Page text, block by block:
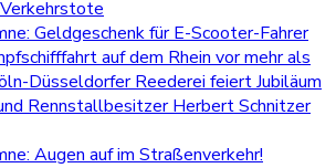
Geldgeschenk für E-Scooter-Fahrer
auf dem Rhein vor mehr als
Düsseldorfer Reederei feiert Jubiläum
Rennstallbesitzer Herbert Schnitzer
Augen auf im Straßenverkehr!